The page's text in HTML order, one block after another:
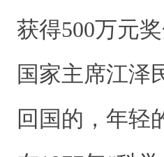
获得500万元
国家主席江泽
回国的，年轻